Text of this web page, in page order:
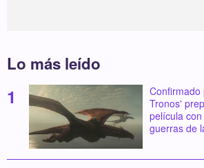
Lo más leído
Confirmado
Tronos'
película
guerras de